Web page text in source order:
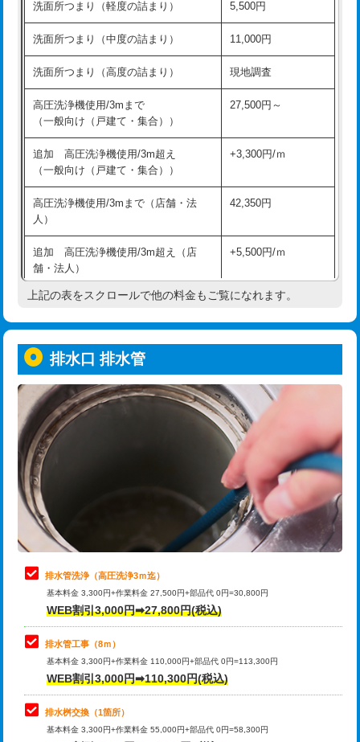
モルタル補修（厚さ10㎝超え） 38,500円
洗面台設置 38,500円
バスタブ設置 現場見積
追加人工 16,500円
廃棄・処分 現場見積
※給水管工事は20mmまでの価格です。
持込商品取付（混合水栓） 16,500円
持込商品取付（浄水器・分岐水栓） 16,500円
給水管工事※（ホール加工) 16,500円
給水管工事※（バンド止め)
給水管工事※（支持金具設置) 5,500円
給水管工事※（保温材使用（バンド止
め込み）)
5,500円
給水管工事※（土の掘削・埋め戻し作
業)
11,000円
給水管工事※（塩ビ管（VP・HI）使
用/3ｍまで)
用（追加）/3ｍ超え)
給水管工事※（ライニング鋼管・銅
管・ポリ管・HT管使用/3ｍまで)
44,000円
給水管工事※（ライニング鋼管・銅
管・ポリ管・HT管使用/3ｍ超え)
+8,800円
排水管工事（土の掘削・埋め戻し作
業）
11,000円~
排水管工事（排水管工事/3ｍまで） 55,000円
排水管工事（追加 排水管工事/3ｍ超
え）
マス交換（土の掘削・埋め戻し作業）
マス交換（深さ50㎝未満）
マス交換（深さ50㎝以上）
コンクリート斫り（厚さ10㎝まで）
洗面所つまり（軽度の詰まり） 5,500円
洗面所つまり（中度の詰まり） 11,000円
洗面所つまり（高度の詰まり） 現地調査
高圧洗浄機使用/3mまで
（一般向け（戸建て・集合））
27,500円～
追加 高圧洗浄機使用/3m超え
（一般向け（戸建て・集合））
+3,300円/ｍ
高圧洗浄機使用/3mまで（店舗・法
人）
42,350円
追加 高圧洗浄機使用/3m超え（店
舗・法人）
+5,500円/ｍ
高度高圧洗浄換 現地調査
トーラー機使用/3mまで
追加トーラー機使用/3m超え +3,300円
カメラ調査 33,000円
桝清掃 8,800円
止水・漏水調査・防水処理・清掃・修
理・調整・分解・加工など（軽作業）
11,000円
止水・漏水調査・防水処理・清掃・修
理・調整・分解・加工など（中作業）
22,000円
止水・漏水調査・防水処理・清掃・修
理・調整・分解・加工など（重作業）
33,000円
その他部品の脱着
交換・取付（タンク）
交換・取付(単水栓（壁付・デッキ
式）)
上記の表をスクロールで他の料金もご覧になれます。
排水口 排水管
排水管洗浄（高圧洗浄3ｍ迄）
基本料金 3,300円+作業料金 27,500円+部品代 0円=30,800円
WEB割引3,000円➡27,800円(税込)
排水管工事（8ｍ）
基本料金 3,300円+作業料金 110,000円+部品代 0円=113,300円
WEB割引3,000円➡110,300円(税込)
排水桝交換（1箇所）
基本料金 3,300円+作業料金 55,000円+部品代 0円=58,300円